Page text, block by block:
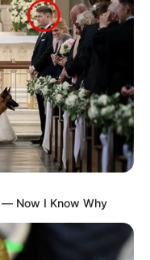
Now I Know Why